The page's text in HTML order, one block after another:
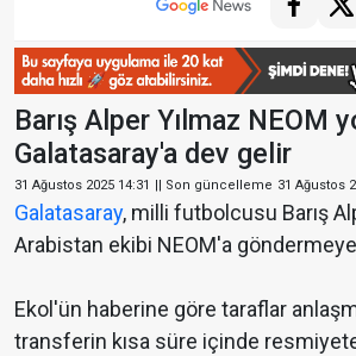
Barış Alper Yılmaz NEOM
Galatasaray'a dev gelir
31 Ağustos 2025 14:31 || Son güncelleme 31 Ağustos
Galatasaray, milli futbolcusu Barış
Arabistan ekibi NEOM'a göndermeye
Ekol'ün haberine göre taraflar
transferin kısa süre içinde